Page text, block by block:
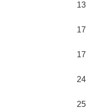
13
17
17
24
25